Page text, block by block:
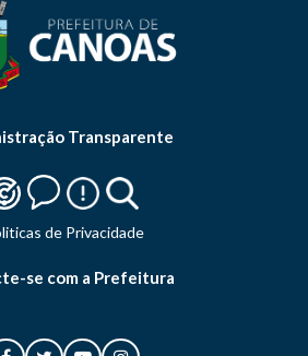
Transparente
de Privacidade
se com a Prefeitura